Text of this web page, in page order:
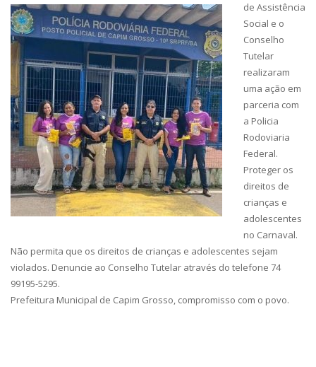
de Assistência
Social e o
Conselho
Tutelar
realizaram
uma ação em
parceria com
a Policia
Rodoviaria
Federal.
Proteger os
direitos de
crianças e
adolescentes
no Carnaval.
Não permita que os direitos de crianças e adolescentes sejam
violados. Denuncie ao Conselho Tutelar através do telefone 74
99195-5295.
Prefeitura Municipal de Capim Grosso, compromisso com o povo.